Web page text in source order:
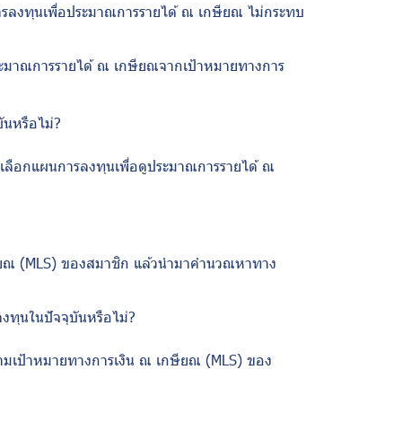
ลงทุนเพื่อประมาณการรายได้ ณ เกษียณ ไม่กระทบ
ณการรายได้ ณ เกษียณจากเป้าหมายทางการ
นหรือไม่?
ลือกแผนการลงทุนเพื่อดูประมาณการรายได้ ณ
ณ (MLS) ของสมาชิก แล้วนำมาคำนวณหาทาง
ทุนในปัจจุบันหรือไม่?
เป้าหมายทางการเงิน ณ เกษียณ (MLS) ของ